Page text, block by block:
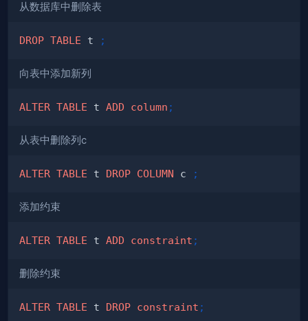
从数据库中删除表
DROP TABLE t ;
向表中添加新列
ALTER TABLE t ADD column ;
从表中删除列c
ALTER TABLE t DROP COLUMN c ;
添加约束
ALTER TABLE t ADD constraint ;
删除约束
ALTER TABLE t DROP constraint ;